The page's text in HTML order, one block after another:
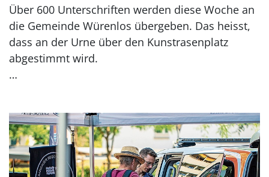
Über 600 Unterschriften werden diese Woche an
die Gemeinde Würenlos übergeben. Das heisst,
dass an der Urne über den Kunstrasenplatz
abgestimmt wird.
…